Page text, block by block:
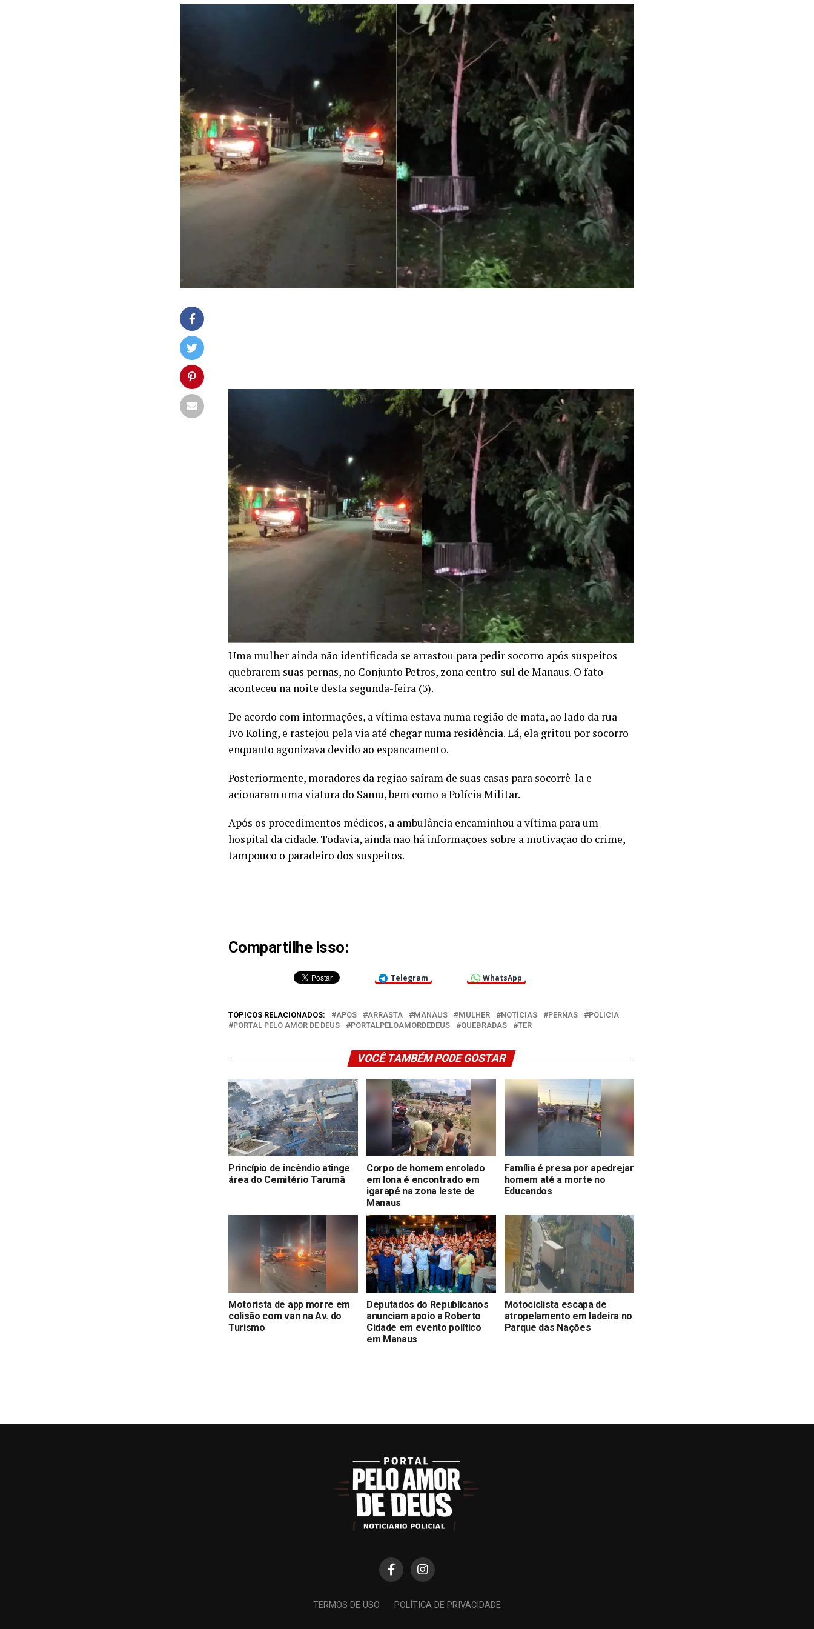
Uma mulher ainda não identificada se arrastou para pedir socorro após suspeitos
quebrarem suas pernas, no Conjunto Petros, zona centro-sul de Manaus. O fato
aconteceu na noite desta segunda-feira (3).
De acordo com informações, a vítima estava numa região de mata, ao lado da rua
Ivo Koling, e rastejou pela via até chegar numa residência. Lá, ela gritou por socorro
enquanto agonizava devido ao espancamento.
Posteriormente, moradores da região saíram de suas casas para socorrê-la e
acionaram uma viatura do Samu, bem como a Polícia Militar.
Após os procedimentos médicos, a ambulância encaminhou a vítima para um
hospital da cidade. Todavia, ainda não há informações sobre a motivação do crime,
tampouco o paradeiro dos suspeitos.
Compartilhe isso:
Telegram WhatsApp
TÓPICOS RELACIONADOS: APÓS ARRASTA MANAUS MULHER NOTÍCIAS PERNAS
POLÍCIA
PORTAL PELO AMOR DE DEUS
PORTALPELOAMORDEDEUS QUEBRADAS TER
VOCÊ TAMBÉM PODE GOSTAR
Princípio de incêndio atinge
área do Cemitério Tarumã
Corpo de homem enrolado
em lona é encontrado em
igarapé na zona leste de
Manaus
Família é presa por apedrejar
homem até a morte no
Educandos
Motorista de app morre em
colisão com van na Av. do
Turismo
Deputados do Republicanos
anunciam apoio a Roberto
Cidade em evento político
em Manaus
Motociclista escapa de
atropelamento em ladeira no
Parque das Nações
TERMOS DE USO POLÍTICA DE PRIVACIDADE